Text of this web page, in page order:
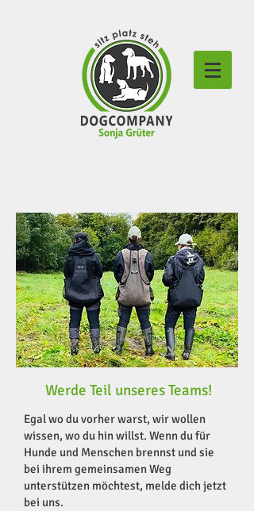
Werde Teil unseres Teams!
Egal wo du vorher warst, wir wollen
wissen, wo du hin willst. Wenn du für
Hunde und Menschen brennst und sie
bei ihrem gemeinsamen Weg
unterstützen möchtest, melde dich jetzt
bei uns.